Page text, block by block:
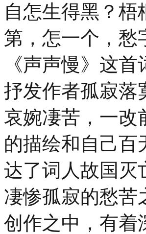
自怎生得黑？
第，怎一个，愁
《声声慢》这
抒发作者孤寂落
哀婉凄苦，一改
的描绘和自己百
达了词人故国灭
凄惨孤寂的愁苦
创作之中，有着